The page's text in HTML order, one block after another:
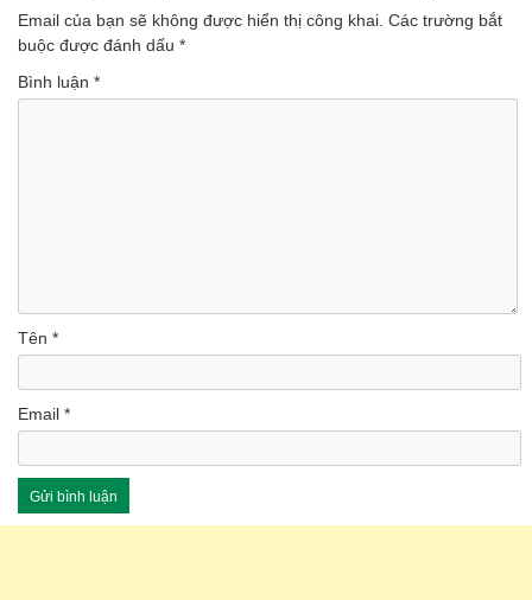
(Lượt nghe: 37)
Email của bạn sẽ không được hiển thị công khai. Các trường bắt
buộc được đánh dấu *
Bình luận *
Tên *
Email *